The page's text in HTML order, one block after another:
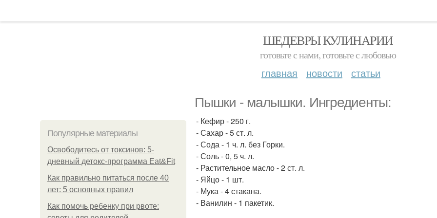
ШЕДЕВРЫ КУЛИНАРИИ
готовьте с нами, готовьте с любовью
главная новости статьи
Пышки - малышки. Ингредиенты:
Популярные материалы
Освободитесь от токсинов: 5-
дневный детокс-программа Eat&Fit
Как правильно питаться после 40
лет: 5 основных правил
Как помочь ребенку при рвоте:
- Кефир - 250 г.
- Сахар - 5 ст. л.
- Сода - 1 ч. л. без Горки.
- Соль - 0, 5 ч. л.
- Растительное масло - 2 ст. л.
- Яйцо - 1 шт.
- Мука - 4 стакана.
- Ванилин - 1 пакетик.